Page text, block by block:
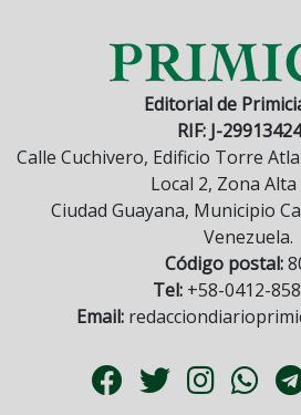
Editorial de
RIF: J-
Calle Cuchivero, Edificio Torre
Local 2, Zona Alta
Ciudad Guayana, Municipio
Venezuela.
Código postal:
Tel:+58-0412-
Email: